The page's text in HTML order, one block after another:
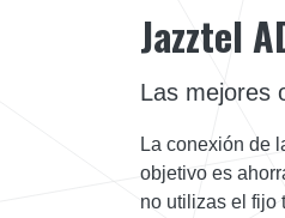
Jazztel
Las mejores
La conexión de
objetivo es
no utilizas el fijo